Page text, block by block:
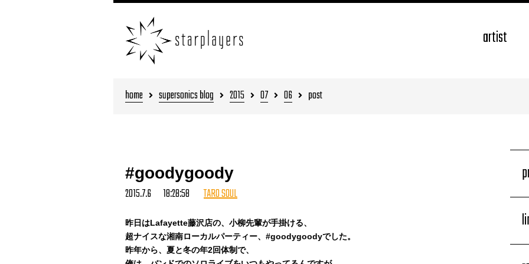
artist
home supersonics blog 2015 07 06 post
#goodygoody
2015.7.6 18:28:58 TARO SOUL
昨日はLafayette藤沢店の、小柳先輩が手掛ける、
超ナイスな湘南ローカルパーティー、#goodygoodyでした。
昨年から、夏と冬の年2回体制で、